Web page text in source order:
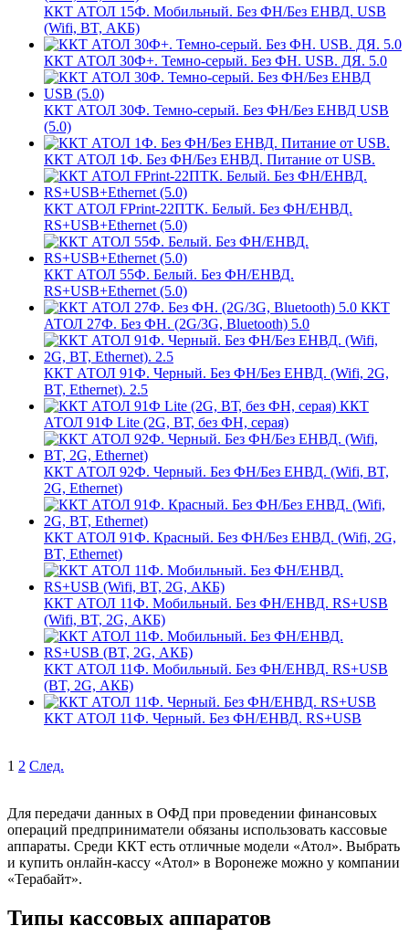
ККТ АТОЛ 15Ф. Мобильный. Без ФН/Без ЕНВД. USB
(Wifi, BT, АКБ)
ККТ АТОЛ 30Ф+. Темно-серый. Без ФН. USB. ДЯ. 5.0
ККТ АТОЛ 30Ф. Темно-серый. Без ФН/Без ЕНВД USB
(5.0)
ККТ АТОЛ 1Ф. Без ФН/Без ЕНВД. Питание от USB.
ККТ АТОЛ FPrint-22ПТК. Белый. Без ФН/ЕНВД.
RS+USB+Ethernet (5.0)
ККТ АТОЛ 55Ф. Белый. Без ФН/ЕНВД.
RS+USB+Ethernet (5.0)
ККТ
АТОЛ 27Ф. Без ФН. (2G/3G, Bluetooth) 5.0
ККТ АТОЛ 91Ф. Черный. Без ФН/Без ЕНВД. (Wifi, 2G,
BT, Ethernet). 2.5
ККТ
АТОЛ 91Ф Lite (2G, ВТ, без ФН, серая)
ККТ АТОЛ 92Ф. Черный. Без ФН/Без ЕНВД. (Wifi, BT,
2G, Ethernet)
ККТ АТОЛ 91Ф. Красный. Без ФН/Без ЕНВД. (Wifi, 2G,
BT, Ethernet)
ККТ АТОЛ 11Ф. Мобильный. Без ФН/ЕНВД. RS+USB
(Wifi, BT, 2G, АКБ)
ККТ АТОЛ 11Ф. Мобильный. Без ФН/ЕНВД. RS+USB
(BT, 2G, АКБ)
ККТ АТОЛ 11Ф. Черный. Без ФН/ЕНВД. RS+USB
1 2 След.
Для передачи данных в ОФД при проведении финансовых
операций предприниматели обязаны использовать кассовые
аппараты. Среди ККТ есть отличные модели «Атол». Выбрать
и купить онлайн-кассу «Атол» в Воронеже можно у компании
«Терабайт».
Типы кассовых аппаратов